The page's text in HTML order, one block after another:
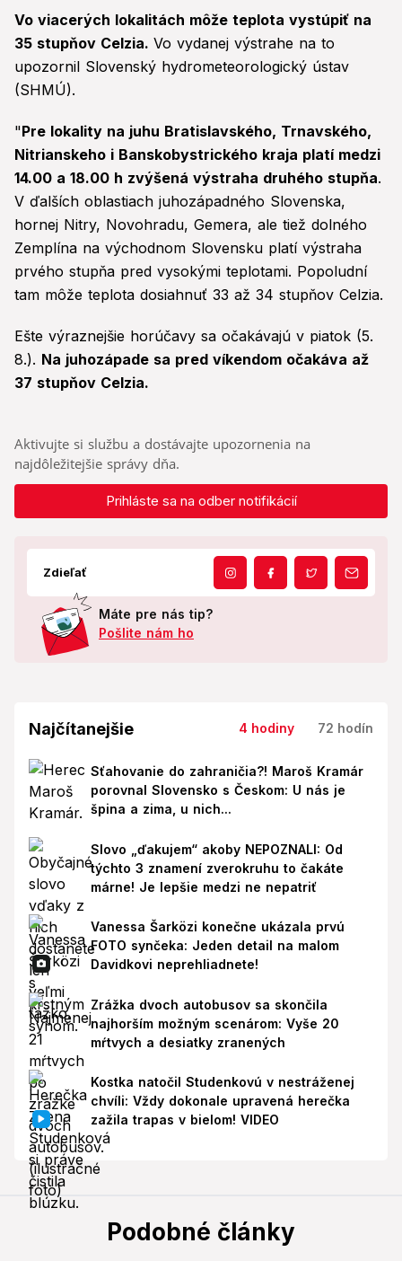
Vo viacerých lokalitách môže teplota vystúpiť na
35 stupňov Celzia. Vo vydanej výstrahe na to
upozornil Slovenský hydrometeorologický ústav
(SHMÚ).
"Pre lokality na juhu Bratislavského, Trnavského,
Nitrianskeho i Banskobystrického kraja platí medzi
14.00 a 18.00 h zvýšená výstraha druhého stupňa.
V ďalších oblastiach juhozápadného Slovenska,
hornej Nitry, Novohradu, Gemera, ale tiež dolného
Zemplína na východnom Slovensku platí výstraha
prvého stupňa pred vysokými teplotami. Popoludní
tam môže teplota dosiahnuť 33 až 34 stupňov Celzia.
Ešte výraznejšie horúčavy sa očakávajú v piatok (5.
8.). Na juhozápade sa pred víkendom očakáva až
37 stupňov Celzia.
Aktivujte si službu a dostávajte upozornenia na
najdôležitejšie správy dňa.
Prihláste sa na odber notifikácií
Zdieľať
Máte pre nás tip?
Pošlite nám ho
Najčítanejšie 4 hodiny 72 hodín
Sťahovanie do zahraničia?! Maroš Kramár
porovnal Slovensko s Českom: U nás je
špina a zima, u nich...
Slovo „ďakujem“ akoby NEPOZNALI: Od
týchto 3 znamení zverokruhu to čakáte
márne! Je lepšie medzi ne nepatriť
Vanessa Šarközi konečne ukázala prvú
FOTO synčeka: Jeden detail na malom
Davidkovi neprehliadnete!
Zrážka dvoch autobusov sa skončila
najhorším možným scenárom: Vyše 20
mŕtvych a desiatky zranených
Kostka natočil Studenkovú v nestráženej
chvíli: Vždy dokonale upravená herečka
zažila trapas v bielom! VIDEO
Podobné články